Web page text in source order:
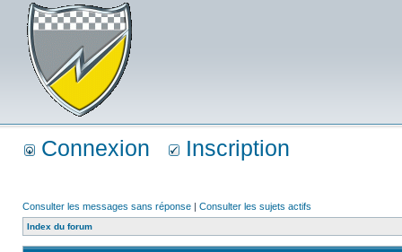
Connexion Inscription
Consulter les messages sans réponse | Consulter les sujets actifs
Index du forum